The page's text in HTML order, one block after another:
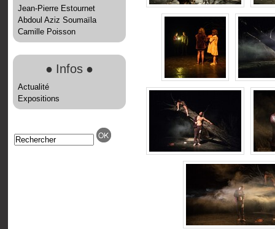
Jean-Pierre Estournet
Abdoul Aziz Soumaïla
Camille Poisson
● Infos ●
Actualité
Expositions